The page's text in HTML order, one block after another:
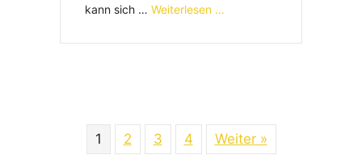
kann sich … Weiterlesen …
1 2 3 4 Weiter »